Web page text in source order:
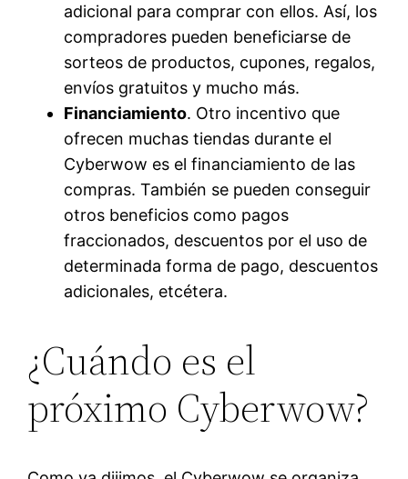
adicional para comprar con ellos. Así, los
compradores pueden beneficiarse de
sorteos de productos, cupones, regalos,
envíos gratuitos y mucho más.
Financiamiento. Otro incentivo que
ofrecen muchas tiendas durante el
Cyberwow es el financiamiento de las
compras. También se pueden conseguir
otros beneficios como pagos
fraccionados, descuentos por el uso de
determinada forma de pago, descuentos
adicionales, etcétera.
¿Cuándo es el
próximo Cyberwow?